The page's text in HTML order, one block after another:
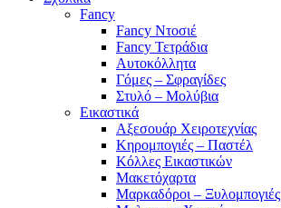
Fancy
Fancy Ντοσιέ
Fancy Τετράδια
Αυτοκόλλητα
Γόμες – Σφραγίδες
Στυλό – Μολύβια
Εικαστικά
Αξεσουάρ Χειροτεχνίας
Κηρομπογιές – Παστέλ
Κόλλες Εικαστικών
Μακετόχαρτα
Μαρκαδόροι – Ξυλομπογιές